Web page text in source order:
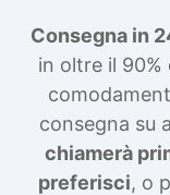
Consegna in
in oltre il 90%
consegna su
chiamerà
preferisci, o